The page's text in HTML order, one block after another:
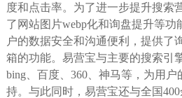
度和点击率。为了进一步提升搜索
了网站图片webp化和询盘提升等功
户的数据安全和沟通便利，提供了
箱的功能。易营宝与主要的搜索引
bing、百度、360、神马等，为用
持。与此同时，易营宝还与全国